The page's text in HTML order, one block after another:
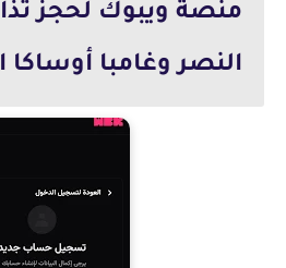
منصة ويبوك لحجز
النصر وغامبا أوساكا